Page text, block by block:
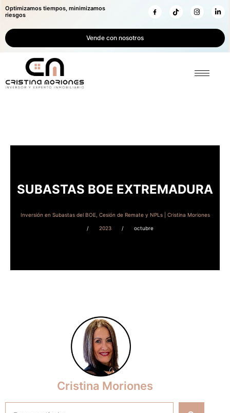
Optimizamos tiempos, minimizamos
riesgos
Vende con nosotros
SUBASTAS BOE EXTREMADURA
Inversión en Subastas del BOE, Cesión de Remate y NPLs | Cristina Moriones
2023 octubre
Cristina Moriones